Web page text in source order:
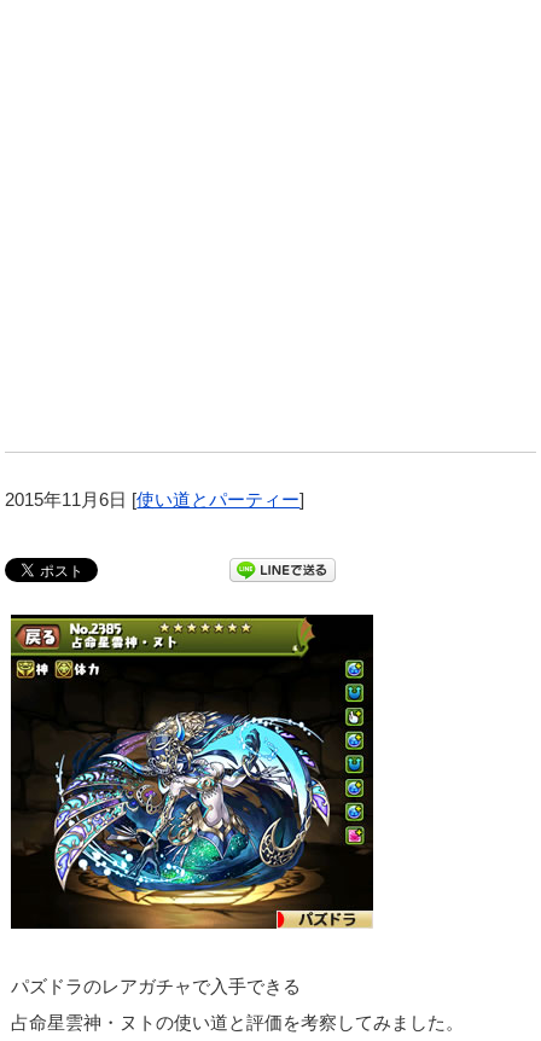
2015年11月6日 [使い道とパーティー]
パズドラのレアガチャで入手できる
占命星雲神・ヌトの使い道と評価を考察してみました。